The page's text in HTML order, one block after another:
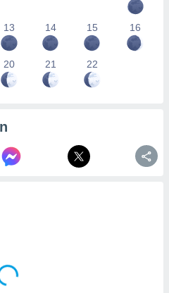
13 14 15 16
20 21 22